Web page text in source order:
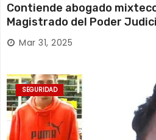
Contiende abogado
Magistrado del Poder
Huajuapan de León
Mar 31, 2025
SEGURIDAD